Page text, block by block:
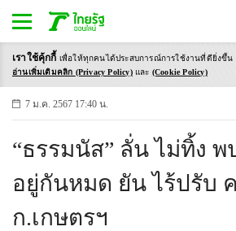
-ก ก ก+
7 ม.ค. 2567 17:40 น.
“ธรรมนัส” ลั่น ไม่ทิ้ง พ
อยู่กันหมด ยัน ไร้ปรับ
ก.เกษตรฯ
เราใช้คุ้กกี้ เพื่อให้ทุกคนได้ประสบการณ์การใช้งานที่ดียิ่งขึ้น
อ่านเพิ่มเติมคลิก (Privacy Policy) และ (Cookie Policy)